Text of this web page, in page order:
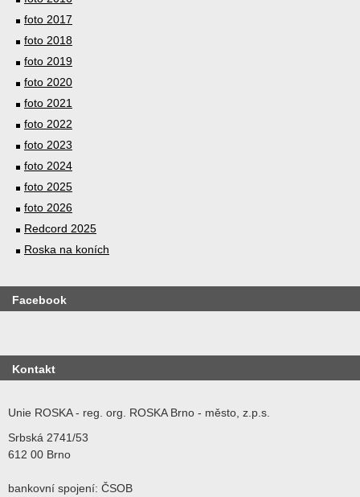
foto 2017
foto 2018
foto 2019
foto 2020
foto 2021
foto 2022
foto 2023
foto 2024
foto 2025
foto 2026
Redcord 2025
Roska na koních
Facebook
Kontakt
Unie ROSKA - reg. org. ROSKA Brno - město, z.p.s.
Srbská 2741/53
612 00 Brno
bankovní spojení: ČSOB